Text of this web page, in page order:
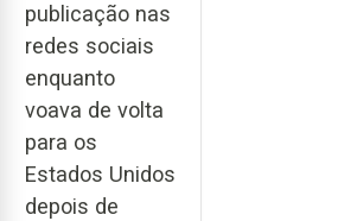
publicação nas
redes sociais
enquanto
voava de volta
para os
Estados Unidos
depois de